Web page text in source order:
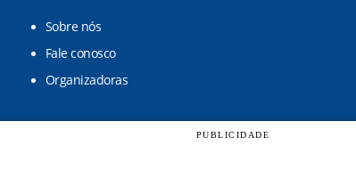
Sobre nós
Fale conosco
Organizadoras
PUBLICIDADE